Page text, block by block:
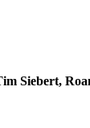
Siebert,